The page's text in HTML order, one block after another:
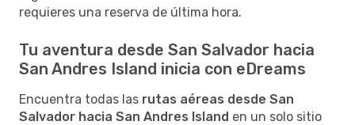
requieres una reserva de última hora.
Tu aventura desde San Salvador hacia
San Andres Island inicia con eDreams
Encuentra todas las rutas aéreas desde San
Salvador hacia San Andres Island en un solo sitio